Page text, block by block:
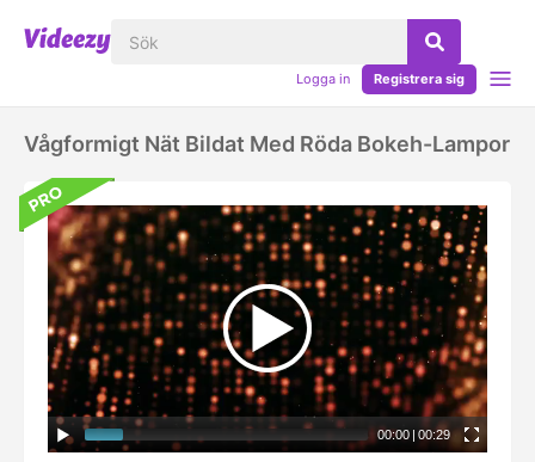
Logga in Registrera sig
Vågformigt Nät Bildat Med Röda Bokeh-Lampor
00:00 | 00:29